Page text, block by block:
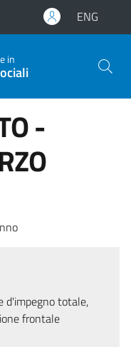
ENG
in
-
d'impegno totale,
frontale